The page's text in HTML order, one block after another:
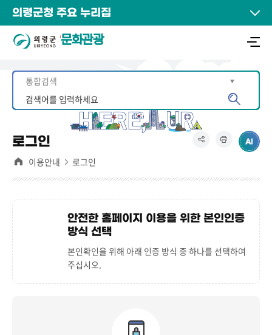
의령군청 주요 누리집
문화관광
로그인
이용안내 로그인
안전한 홈페이지 이용을 위한 본인인증
방식 선택
본인확인을 위해 아래 인증 방식 중 하나를 선택하여
주십시오.